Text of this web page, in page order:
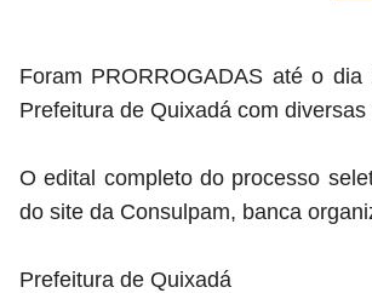
Foram PRORROGADAS até o
Prefeitura de Quixadá com
O edital completo do processo
do site da Consulpam, banca
Prefeitura de Quixadá